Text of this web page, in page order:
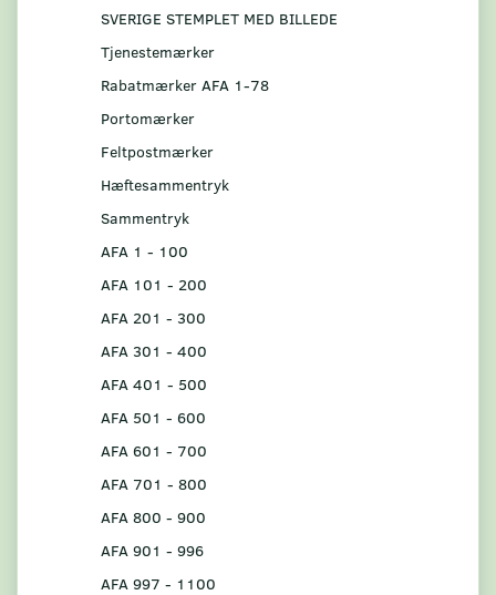
SVERIGE STEMPLET MED BILLEDE
Tjenestemærker
Rabatmærker AFA 1-78
Portomærker
Feltpostmærker
Hæftesammentryk
Sammentryk
AFA 1 - 100
AFA 101 - 200
AFA 201 - 300
AFA 301 - 400
AFA 401 - 500
AFA 501 - 600
AFA 601 - 700
AFA 701 - 800
AFA 800 - 900
AFA 901 - 996
AFA 997 - 1100